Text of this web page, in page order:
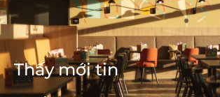
Thấy mới tin